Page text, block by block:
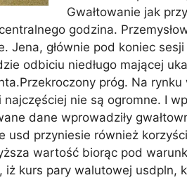
Gwałtowanie jak
godzina.
głównie pod koniec
odbiciu niedługo mającej
próg. Na
nie są ogromne. I
dane wprowadziły
usd przyniesie również
wartość biorąc pod
kurs pary walutowej usdpln,